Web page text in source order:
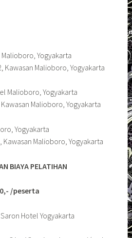
Yogyakarta
Kawasan Malioboro, Yogyakarta
Malioboro, Yogyakarta
Malioboro, Yogyakarta
Yogyakarta
Kawasan Malioboro, Yogyakarta
BIAYA PELATIHAN
/peserta
Hotel Yogyakarta